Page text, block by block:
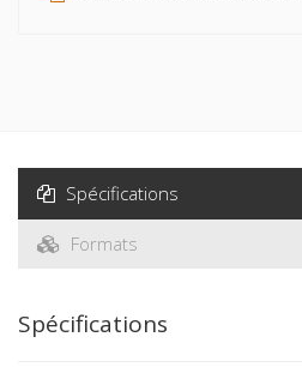
Spécifications
Formats
Spécifications